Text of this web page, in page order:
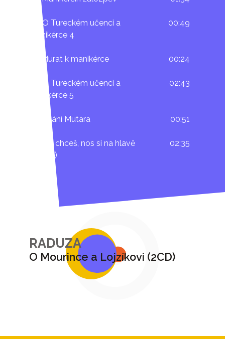
36. O Tureckém učenci a
manikérce 4
00:49
37. Murat k manikérce 00:24
38. O Tureckém učenci a
manikérce 5
02:43
39. Vítání Mutara 00:51
40. Co chceš, nos si na hlavě
(epilog)
02:35
RADUZA
O Mourince a Lojzíkovi (2CD)